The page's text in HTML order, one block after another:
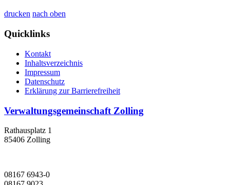
drucken nach oben
Quicklinks
Kontakt
Inhaltsverzeichnis
Impressum
Datenschutz
Erklärung zur Barrierefreiheit
Verwaltungsgemeinschaft Zolling
Rathausplatz 1
85406 Zolling
08167 6943-0